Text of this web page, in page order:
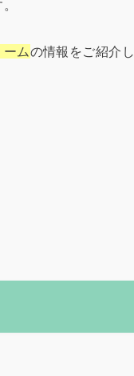
ムの情報をご紹介し